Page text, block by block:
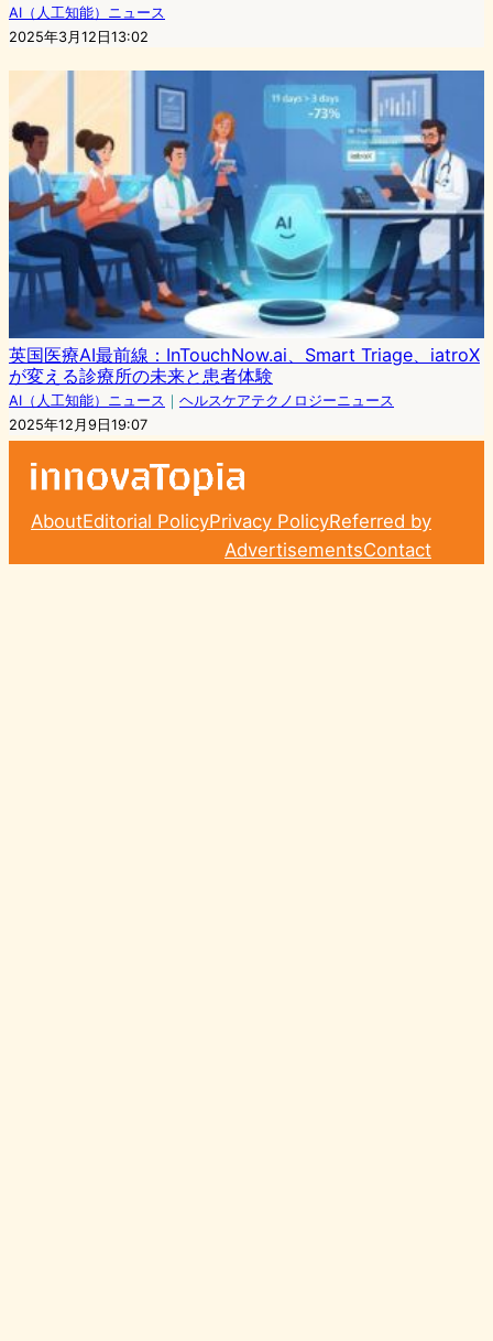
AI（人工知能）ニュース
2025年3月12日13:02
英国医療AI最前線：InTouchNow.ai、Smart Triage、iatroX
が変える診療所の未来と患者体験
AI（人工知能）ニュース ｜ ヘルスケアテクノロジーニュース
2025年12月9日19:07
AboutEditorial PolicyPrivacy PolicyReferred by
AdvertisementsContact